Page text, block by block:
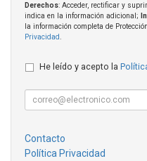
Derechos: Acceder, rectificar y
indica en la información adicional;
la información completa de
Privacidad
He leído y acepto la
Contacto
Política Privacidad